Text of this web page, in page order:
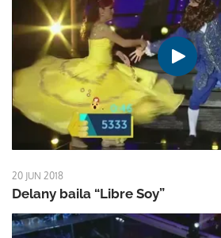
20 JUN 2018
Delany baila “Libre Soy”